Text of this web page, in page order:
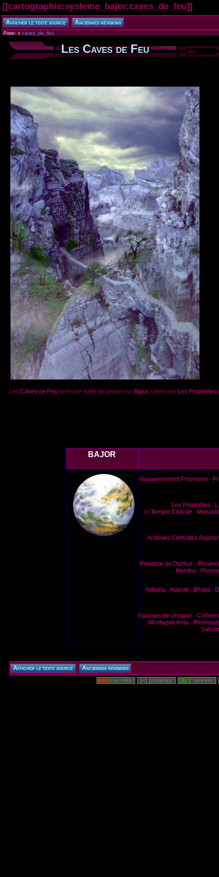
[[cartographie:systeme_bajor:caves_de_feu]]
Piste: » caves_de_feu
Les Caves de Feu
Les Caves de Feu sont une sorte de prison sur Bajor, créée par Les Prophètes
BAJOR
Gouvernement Provisoire -
Les Prophètes -
le Temple Céleste -
Archives Centrales
Province de Dahkur-
Kendra -
Ashalla-Adarak- B'hala-
Falaises de Undalar -
Montagne Kola -